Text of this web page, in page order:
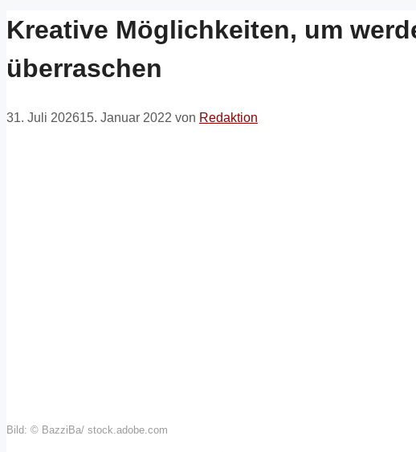
Kreative Möglichkeiten, um
überraschen
31. Juli 202615. Januar 2022 von Redaktion
Bild: © BazziBa/ stock.adobe.com